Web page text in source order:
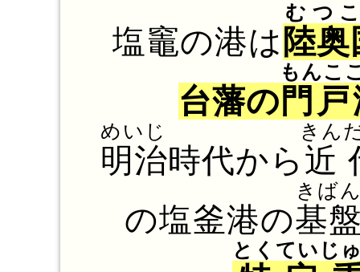
塩竈の港は 陸
むつ
台藩の門
もんこ
明治
めいじ
時代から近
きん
の塩釜港の基
きば
とくていじ